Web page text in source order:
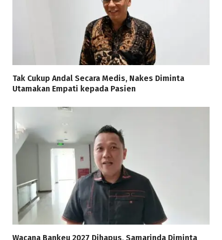
Tak Cukup Andal Secara Medis, Nakes Diminta
Utamakan Empati kepada Pasien
Wacana Bankeu 2027 Dihapus, Samarinda Diminta